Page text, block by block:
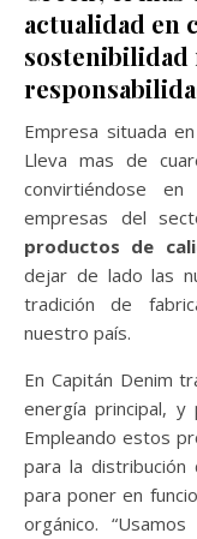
actualidad en
sostenibilidad
Empresa situada en España, concretamente en Albacete.
Lleva mas de
convirtiéndose
empresas del
productos de
dejar de lado las
tradición de
nuestro país.
En Capitán Denim
energía principal, y
Empleando estos
para la
para poner en
orgánico.